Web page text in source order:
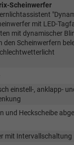
Scheinwerfer
mit LED-
mit dynamischer
den Scheinwerfern
einstell-, anklapp-
und Heckscheibe
mit Intervallschaltung